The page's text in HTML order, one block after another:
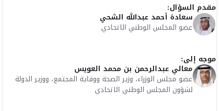
مقدم السؤال:
سعادة أحمد عبدالله الشحي
عضو المجلس الوطني الاتحادي
موجه إلى:
معالي عبدالرحمن بن محمد العويس
عضو مجلس الوزراء، وزير الصحة ووقاية المجتمع، ووزير الدولة
لشؤون المجلس الوطني الاتحادي